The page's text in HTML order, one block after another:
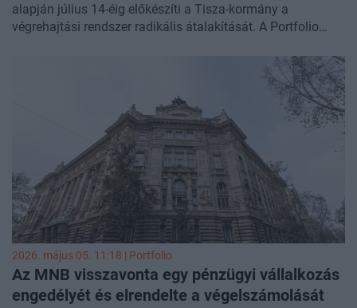
alapján július 14-éig előkészíti a Tisza-kormány a
végrehajtási rendszer radikális átalakítását. A Portfolio
terveket, amelyek szerint nonprofittá tennék és a bíróságok
alá rendelnék a végrehajtókat. Bár számos uniós
országban, például Németországban és Ausztriában is
állami keretek között végzik ezt a tevékenységet, többen is
féltik a magyar rendszer jelenlegi hatékonyságát, és a
végrehajtói díjstruktúra reformjával, valamint több kisebb,
de fontos részletszabály megváltoztatásával fejlesztenék a
végrehajtási rendszert. Cikkünk végén a Magyar Bírósági
Végrehajtói Kar elnökségének az álláspontját is közöljük.
2026. május 05. 11:18 | Portfolio
Az MNB visszavonta egy pénzügyi vállalkozás
engedélyét és elrendelte a végelszámolását